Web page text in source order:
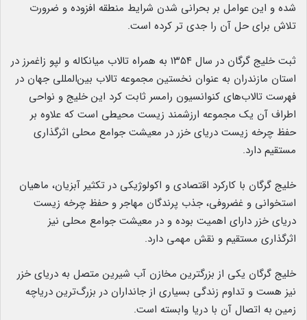
شده و این عوامل بر بحرانی شدن شرایط منطقه افزوده و ضرورت
تلاش برای حل آن را جدی تر کرده است.
ثبت خلیج گرگان در سال ۱۳۵۴ به همراه تالاب میانکاله و لپو زاغمرز در
استان مازندران به‌ عنوان نخستین مجموعه تالاب بین‌المللی جهان در
فهرست تالاب‌های کنوانسیون رامسر ثابت کرد این خلیج و نواحی
اطراف آن یک مجموعه ارزشمند زیست ‌محیطی است که علاوه بر
حفظ چرخه زیست دریای خزر در معیشت جوامع محلی اثرگذاری
مستقیم دارد.
خلیج گرگان با کارکرد اقتصادی و اکولوژیکی در تکثیر آبزیان، ماهیان
استخوانی و غضروفی، جذب پرندگان مهاجر و حفظ چرخه زیست
دریای خزر دارای اهمیت بوده و در معیشت جوامع محلی نیز
اثرگذاری مستقیم و نقش مهمی دارد.
خلیج گرگان یکی از بزرگترین مخازن آب شیرین متصل به دریای خزر
نیز هست و تداوم زندگی بسیاری از جانداران در بزرگ‌ترین دریاچه
زمین به اتصال آن با دریا وابسته است.